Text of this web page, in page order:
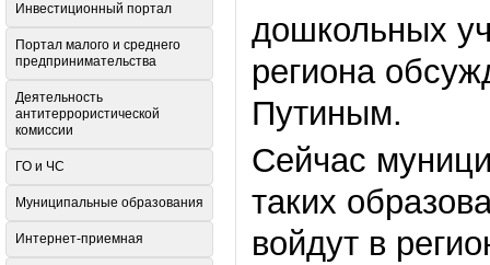
дошкольных
региона
Путиным.
Сейчас
таких
войдут в
Инвестиционный портал
Портал малого и среднего
предпринимательства
Деятельность
антитеррористической
комиссии
ГО и ЧС
Муниципальные образования
Интернет-приемная